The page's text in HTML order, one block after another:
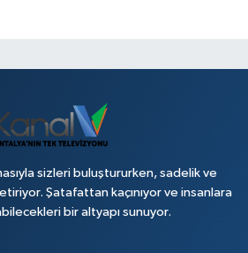
sizleri buluştururken, sadelik ve
Şatafattan kaçınıyor ve insanlara
bir altyapı sunuyor.